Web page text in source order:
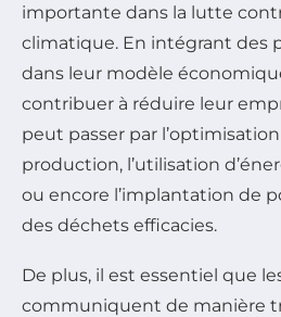
importante dans la lutte
climatique. En intégrant des
dans leur modèle
contribuer à réduire leur
peut passer par
production, l’utilisation
ou encore l’implantation de
des déchets efficacies.
De plus, il est essentiel que
communiquent de manière